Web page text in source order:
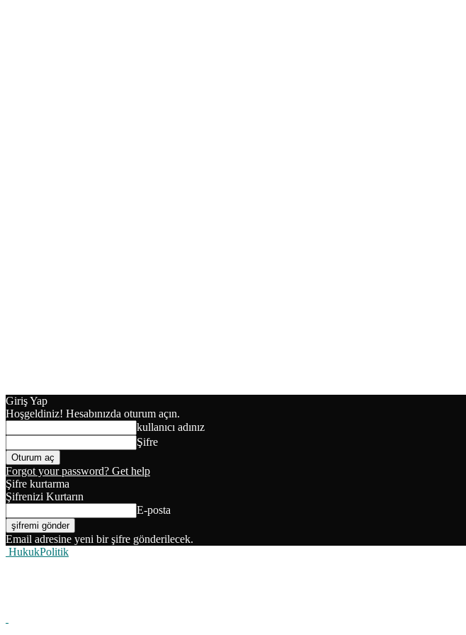
Giriş Yap
Hoşgeldiniz! Hesabınızda oturum açın.
kullanıcı adınız
Şifre
Forgot your password? Get help
Şifre kurtarma
Şifrenizi Kurtarın
E-posta
Email adresine yeni bir şifre gönderilecek.
HukukPolitik